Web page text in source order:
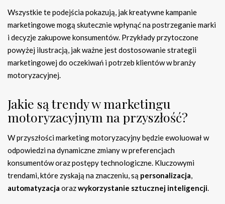
Wszystkie te podejścia pokazują, jak kreatywne kampanie
marketingowe mogą skutecznie wpłynąć na postrzeganie marki
i decyzje zakupowe konsumentów. Przykłady przytoczone
powyżej ilustracją, jak ważne jest dostosowanie strategii
marketingowej do oczekiwań i potrzeb klientów w branży
motoryzacyjnej.
Jakie są trendy w marketingu
motoryzacyjnym na przyszłość?
W przyszłości marketing motoryzacyjny będzie ewoluował w
odpowiedzi na dynamiczne zmiany w preferencjach
konsumentów oraz postępy technologiczne. Kluczowymi
trendami, które zyskają na znaczeniu, są personalizacja,
automatyzacja orazwykorzystanie sztucznej inteligencji.